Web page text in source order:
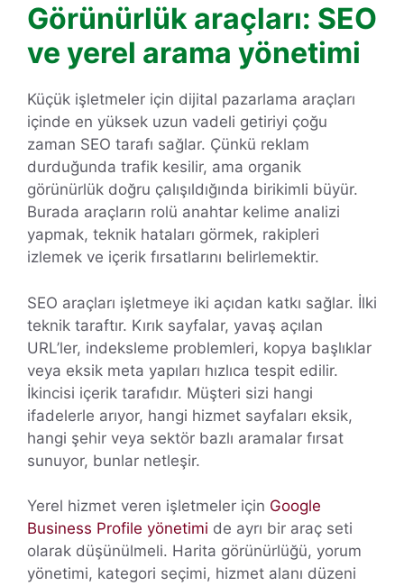
Görünürlük araçları: SEO
ve yerel arama yönetimi
Küçük işletmeler için dijital pazarlama araçları
içinde en yüksek uzun vadeli getiriyi çoğu
zaman SEO tarafı sağlar. Çünkü reklam
durduğunda trafik kesilir, ama organik
görünürlük doğru çalışıldığında birikimli büyür.
Burada araçların rolü anahtar kelime analizi
yapmak, teknik hataları görmek, rakipleri
izlemek ve içerik fırsatlarını belirlemektir.
SEO araçları işletmeye iki açıdan katkı sağlar. İlki
teknik taraftır. Kırık sayfalar, yavaş açılan
URL’ler, indeksleme problemleri, kopya başlıklar
veya eksik meta yapıları hızlıca tespit edilir.
İkincisi içerik tarafıdır. Müşteri sizi hangi
ifadelerle arıyor, hangi hizmet sayfaları eksik,
hangi şehir veya sektör bazlı aramalar fırsat
sunuyor, bunlar netleşir.
Yerel hizmet veren işletmeler için Google
Business Profile yönetimi de ayrı bir araç seti
olarak düşünülmeli. Harita görünürlüğü, yorum
yönetimi, kategori seçimi, hizmet alanı düzeni